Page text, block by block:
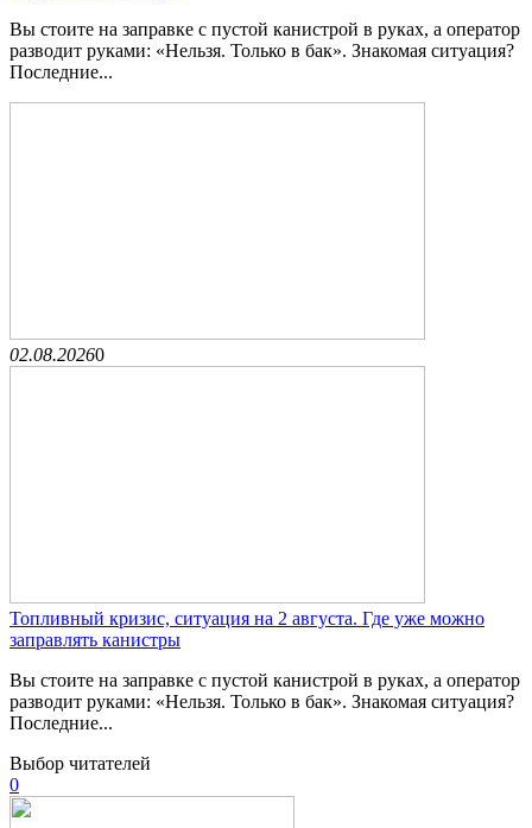
Вы стоите на заправке с пустой канистрой в руках, а оператор
разводит руками: «Нельзя. Только в бак». Знакомая ситуация?
Последние...
02.08.20260
Топливный кризис, ситуация на 2 августа. Где уже можно
заправлять канистры
Вы стоите на заправке с пустой канистрой в руках, а оператор
разводит руками: «Нельзя. Только в бак». Знакомая ситуация?
Последние...
Выбор читателей
0